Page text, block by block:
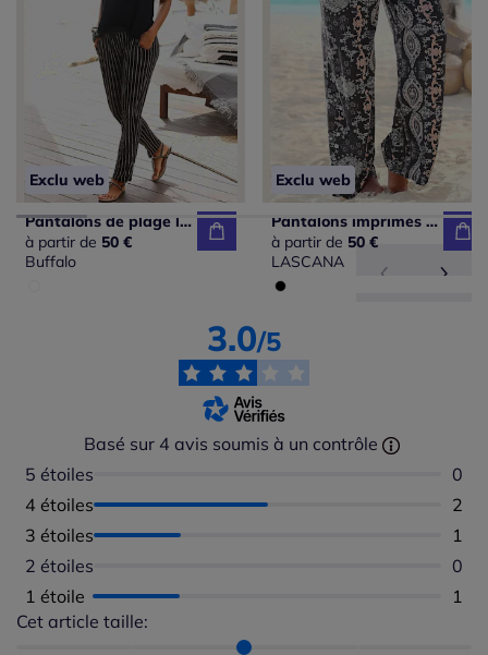
Exclu web
Pantalons de plage légers avec ceinture élastique rayée
à partir de 50 €
Buffalo
Exclu web
Pantalons imprimés larges avec poches latérales confortables
à partir de 50 €
LASCANA
3.0/5
Basé sur 4 avis soumis à un contrôle
5 étoiles
0
4 étoiles
2
3 étoiles
1
2 étoiles
0
1 étoile
1
Cet article taille:
Répartition du taillant selon les avis clients
Taille normalement : 50%